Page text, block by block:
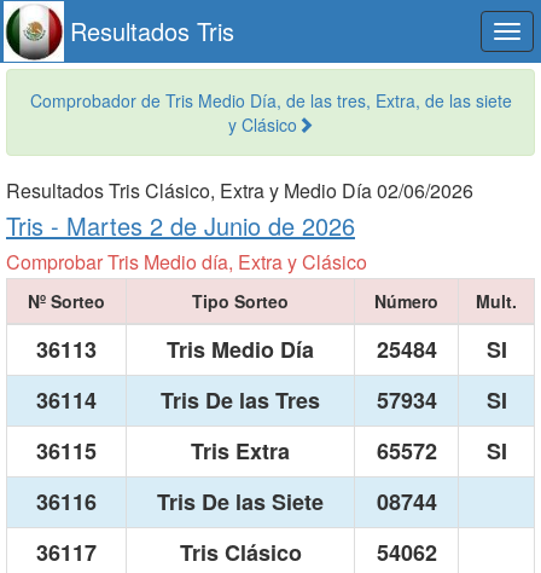
Resultados Tris
Comprobador de Tris Medio Día, de las tres, Extra, de las siete
y Clásico
Resultados Tris Clásico, Extra y Medio Día 02/06/2026
Tris - Martes 2 de Junio de 2026
Comprobar Tris Medio día, Extra y Clásico
Nº Sorteo Tipo Sorteo Número Mult.
36113 Tris Medio Día 25484
SI
36114
Tris De las Tres 57934
SI
36115
Tris Extra 65572
SI
36116
Tris De las Siete
08744
36117
Tris Clásico 54062